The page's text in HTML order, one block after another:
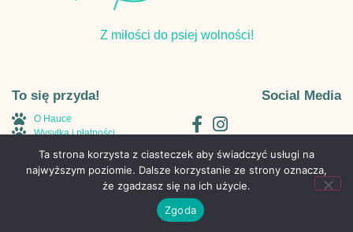
Z miłości do psiej wolności!
To się przyda!
O Hauce
Wysyłka i płatności
Polityka Prywatności
Kontakt
Social Media
Wykonanie: BossCats.pl – agencja marketigowa
Ta strona korzysta z ciasteczek aby świadczyć usługi na
najwyższym poziomie. Dalsze korzystanie ze strony oznacza,
że zgadzasz się na ich użycie.
Zgoda